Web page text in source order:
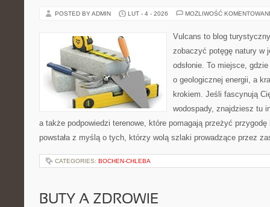
POSTED BY ADMIN LUT - 4 - 2026 MOŻLIWOŚĆ
Vulcans to blog
zobaczyć potęgę natury w
odsłonie. To miejsce,
o geologicznej energii, a
krokiem. Jeśli fascynują
wodospady, znajdziesz tu
a także podpowiedzi terenowe, które pomagają przeżyć
powstała z myślą o tych, którzy wolą szlaki prowadzące przez
CATEGORIES: BOCHEN-CHLEBA
BUTY A ZDROWIE